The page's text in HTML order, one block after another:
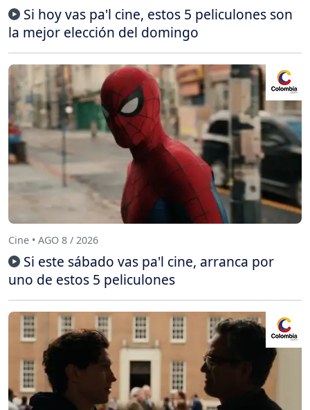
Si hoy vas pa'l cine, estos 5 peliculones son
la mejor elección del domingo
Cine • AGO 8 / 2026
Si este sábado vas pa'l cine, arranca por
uno de estos 5 peliculones